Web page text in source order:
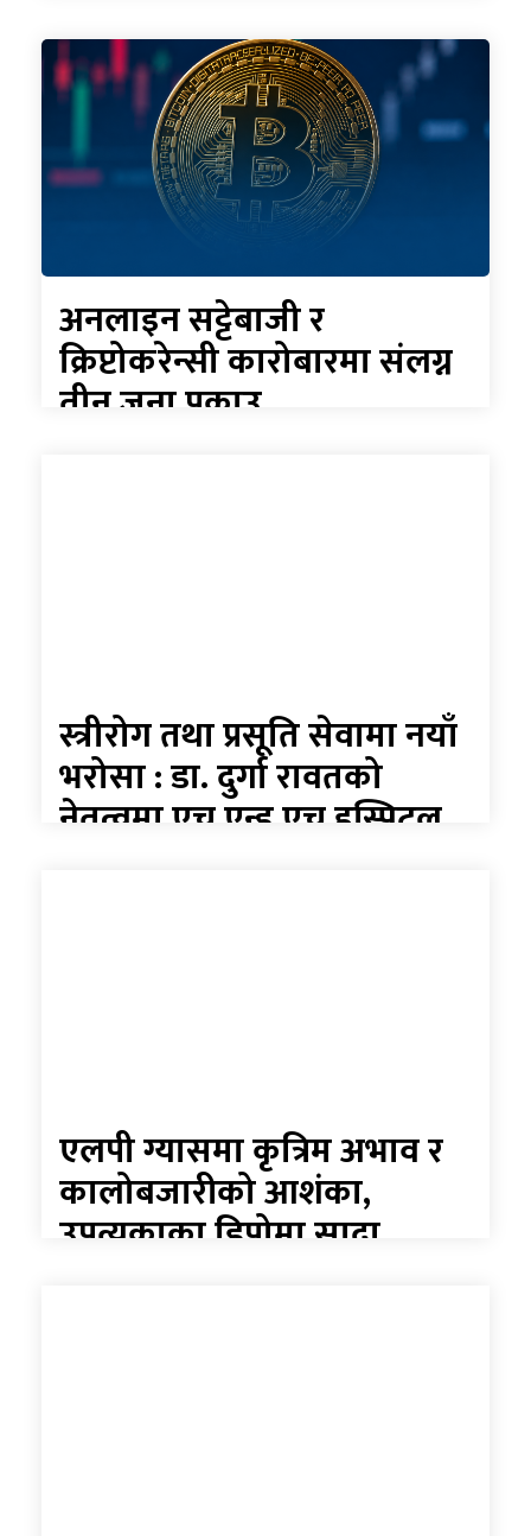
अनलाइन सट्टेबाजी र
क्रिप्टोकरेन्सी कारोबारमा संलग्न
तीन जना पक्राउ
स्त्रीरोग तथा प्रसूति सेवामा नयाँ
भरोसा : डा. दुर्गा रावतको
नेतृत्वमा एच एन्ड एच हस्पिटल
एलपी ग्यासमा कृत्रिम अभाव र
कालोबजारीको आशंका,
उपत्यकाका डिपोमा सादा